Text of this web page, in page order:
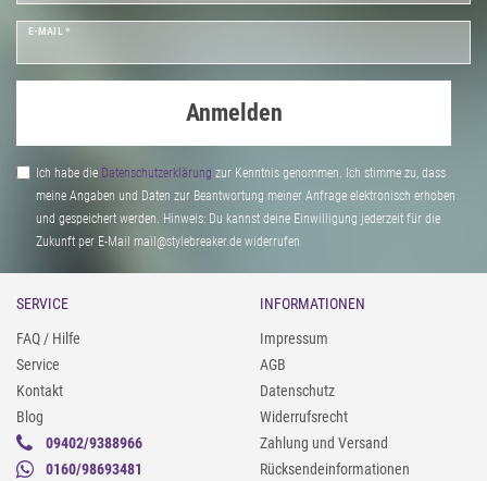
E-MAIL *
Anmelden
Ich habe die Daten­schutz­erklärung zur Kenntnis genommen. Ich stimme zu, dass
meine Angaben und Daten zur Beantwortung meiner Anfrage elektronisch erhoben
und gespeichert werden. Hinweis: Du kannst deine Einwilligung jederzeit für die
Zukunft per E-Mail mail@stylebreaker.de widerrufen
SERVICE
FAQ / Hilfe
Service
Kontakt
Blog
09402/9388966
0160/98693481
INFORMATIONEN
Impressum
AGB
Datenschutz
Widerrufsrecht
Zahlung und Versand
Rücksendeinformationen